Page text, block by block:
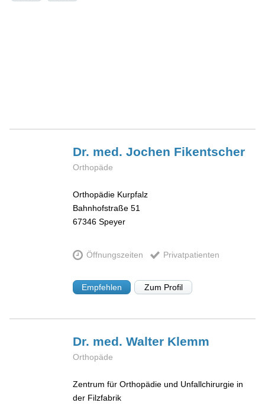
Dr. med. Jochen Fikentscher
Orthopäde
Orthopädie Kurpfalz
Bahnhofstraße 51
67346 Speyer
Öffnungszeiten Privatpatienten
Empfehlen Zum Profil
Dr. med. Walter Klemm
Orthopäde
Zentrum für Orthopädie und Unfallchirurgie in
der Filzfabrik